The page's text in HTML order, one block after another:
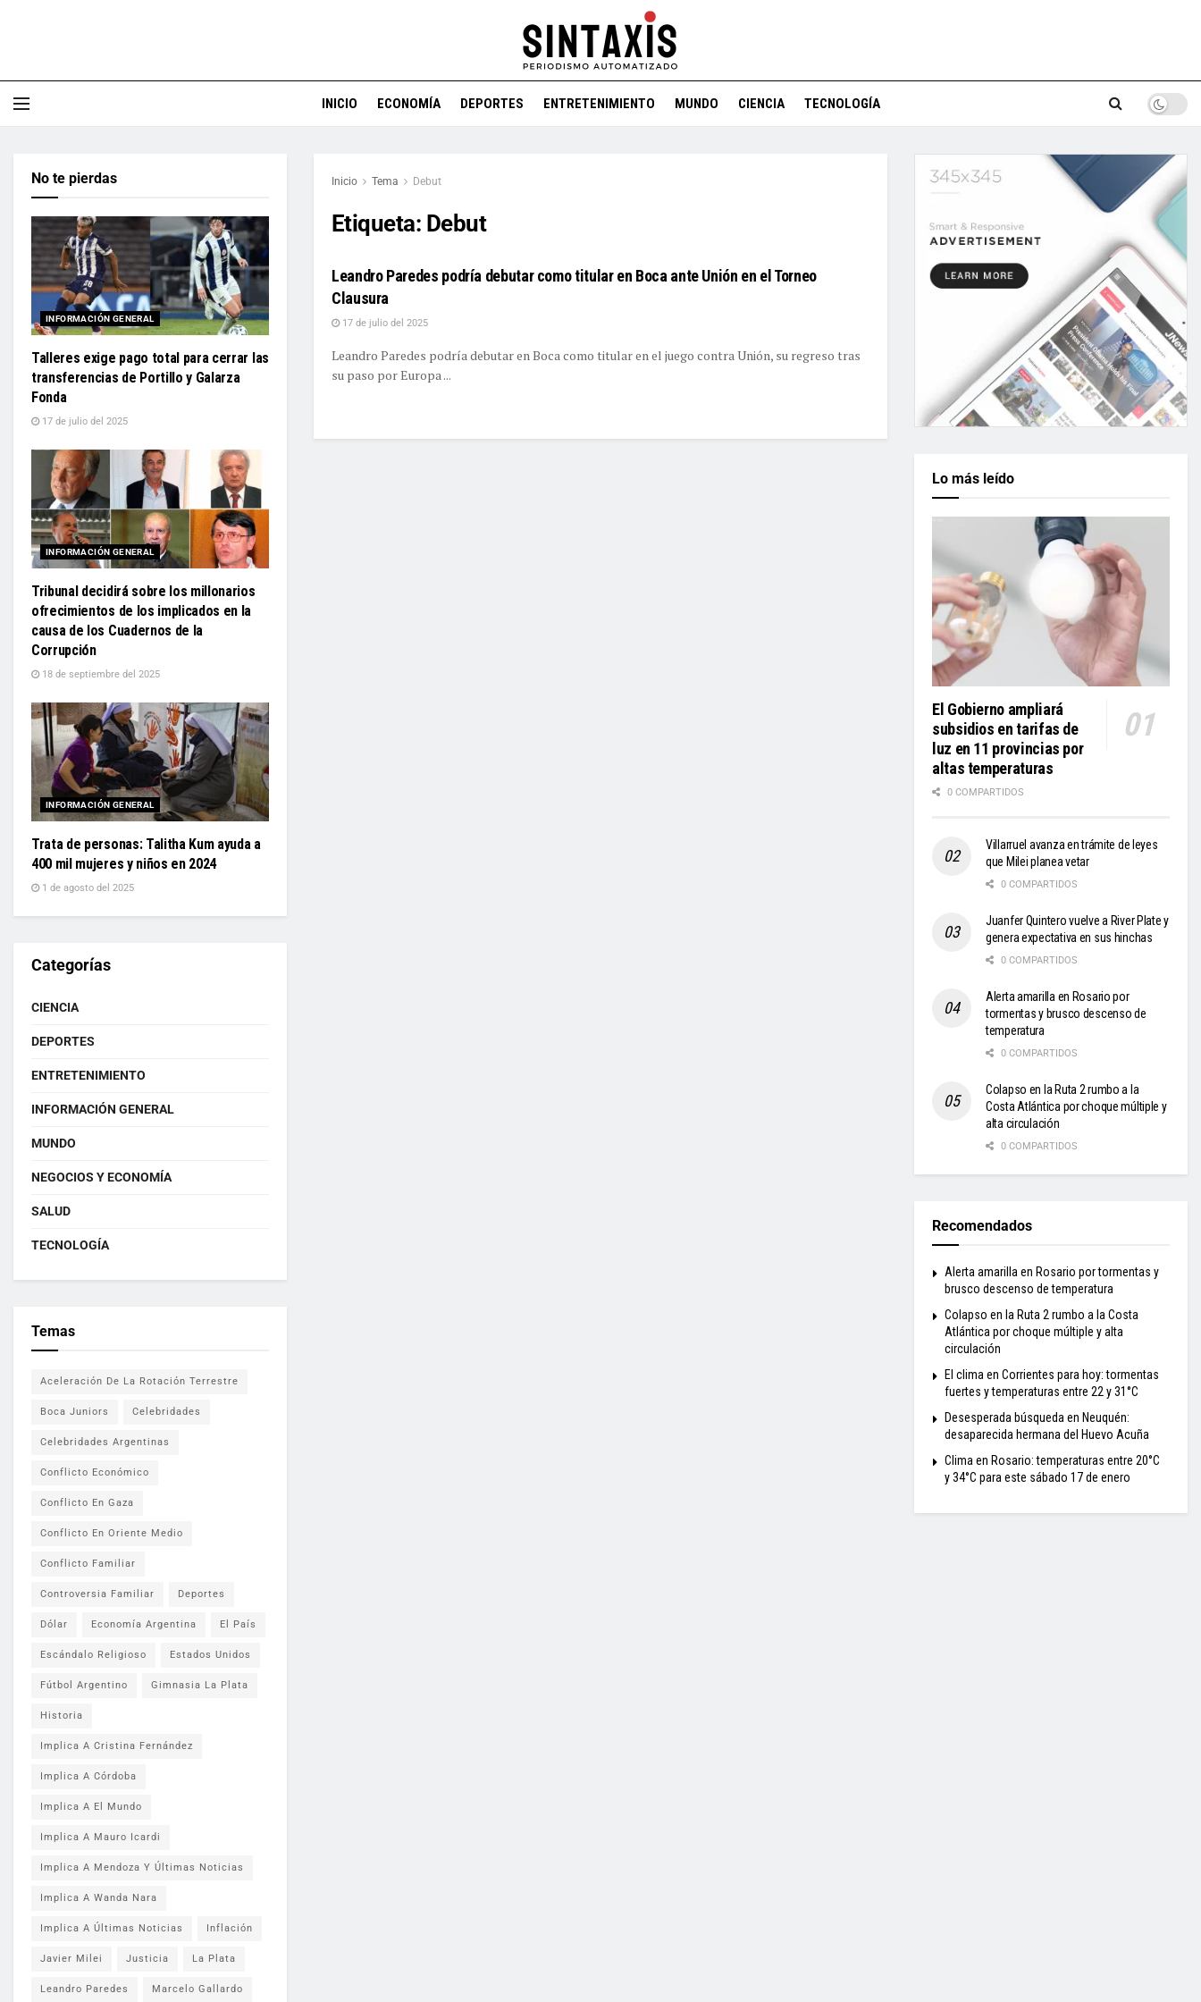
INICIO ECONOMÍA DEPORTES ENTRETENIMIENTO MUNDO CIENCIA TECNOLOGÍA
Inicio Tema Debut
Etiqueta: Debut
Leandro Paredes podría debutar como titular en Boca ante Unión en el Torneo
Clausura
17 de julio del 2025
Leandro Paredes podría debutar en Boca como titular en el juego contra Unión, su regreso tras
su paso por Europa ...
No te pierdas
INFORMACIÓN GENERAL
Talleres exige pago total para cerrar las
transferencias de Portillo y Galarza
Fonda
17 de julio del 2025
INFORMACIÓN GENERAL
Tribunal decidirá sobre los millonarios
ofrecimientos de los implicados en la
causa de los Cuadernos de la
Corrupción
18 de septiembre del 2025
INFORMACIÓN GENERAL
Trata de personas: Talitha Kum ayuda a
400 mil mujeres y niños en 2024
1 de agosto del 2025
Categorías
CIENCIA
DEPORTES
ENTRETENIMIENTO
INFORMACIÓN GENERAL
MUNDO
NEGOCIOS Y ECONOMÍA
SALUD
TECNOLOGÍA
Temas
Aceleración De La Rotación Terrestre
Boca Juniors Celebridades
Celebridades Argentinas
Conflicto Económico
Conflicto En Gaza
Conflicto En Oriente Medio
Conflicto Familiar
Controversia Familiar Deportes
Dólar Economía Argentina El País
Escándalo Religioso Estados Unidos
Fútbol Argentino Gimnasia La Plata
Historia
Implica A Cristina Fernández
Implica A Córdoba
Implica A El Mundo
Implica A Mauro Icardi
Implica A Mendoza Y Últimas Noticias
Implica A Wanda Nara
Implica A Últimas Noticias Inflación
Javier Milei Justicia La Plata
Leandro Paredes Marcelo Gallardo
Lo más leído
El Gobierno ampliará
subsidios en tarifas de
luz en 11 provincias por
altas temperaturas
0 COMPARTIDOS
Villarruel avanza en trámite de leyes
que Milei planea vetar
0 COMPARTIDOS
Juanfer Quintero vuelve a River Plate y
genera expectativa en sus hinchas
0 COMPARTIDOS
Alerta amarilla en Rosario por
tormentas y brusco descenso de
temperatura
0 COMPARTIDOS
Colapso en la Ruta 2 rumbo a la
Costa Atlántica por choque múltiple y
alta circulación
0 COMPARTIDOS
Recomendados
Alerta amarilla en Rosario por tormentas y
brusco descenso de temperatura
Colapso en la Ruta 2 rumbo a la Costa
Atlántica por choque múltiple y alta
circulación
El clima en Corrientes para hoy: tormentas
fuertes y temperaturas entre 22 y 31°C
Desesperada búsqueda en Neuquén:
desaparecida hermana del Huevo Acuña
Clima en Rosario: temperaturas entre 20°C
y 34°C para este sábado 17 de enero